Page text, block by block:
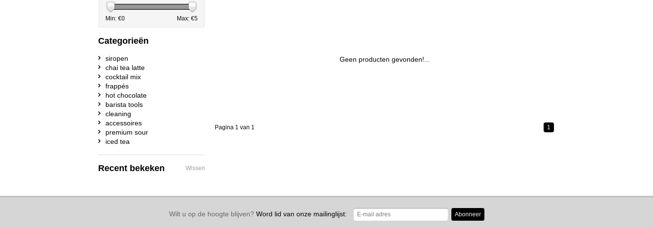
Geen producten gevonden!...
Pagina 1 van 1 1
Min: €0 Max: €5
Categorieën
siropen
chai tea latte
cocktail mix
frappés
hot chocolate
barista tools
cleaning
accessoires
premium sour
iced tea
Recent bekeken Wissen
Wilt u op de hoogte blijven?Word lid van onze mailinglijst: Abonneer